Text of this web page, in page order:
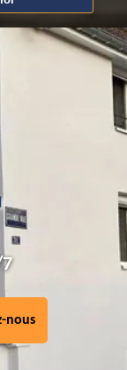
nous